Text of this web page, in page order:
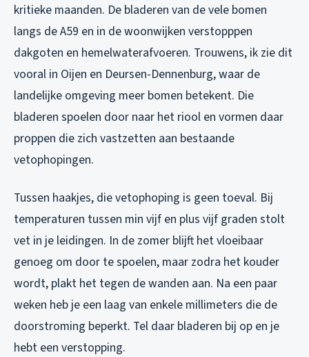
kritieke maanden. De bladeren van de vele bomen
langs de A59 en in de woonwijken verstopppen
dakgoten en hemelwaterafvoeren. Trouwens, ik zie dit
vooral in Oijen en Deursen-Dennenburg, waar de
landelijke omgeving meer bomen betekent. Die
bladeren spoelen door naar het riool en vormen daar
proppen die zich vastzetten aan bestaande
vetophopingen.
Tussen haakjes, die vetophoping is geen toeval. Bij
temperaturen tussen min vijf en plus vijf graden stolt
vet in je leidingen. In de zomer blijft het vloeibaar
genoeg om door te spoelen, maar zodra het kouder
wordt, plakt het tegen de wanden aan. Na een paar
weken heb je een laag van enkele millimeters die de
doorstroming beperkt. Tel daar bladeren bij op en je
hebt een verstopping.